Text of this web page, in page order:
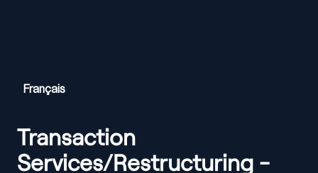
Français
Transaction
Services/Restructuring -